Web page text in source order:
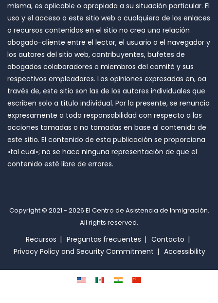
misma, es aplicable o apropiada a su situación particular. El
uso y el acceso a este sitio web o cualquiera de los enlaces
o recursos contenidos en el sitio no crea una relación
abogado-cliente entre el lector, el usuario o el navegador y
los autores del sitio web, contribuyentes, bufetes de
abogados colaboradores o miembros del comité y sus
respectivos empleadores. Las opiniones expresadas en, oa
través de, este sitio son las de los autores individuales que
escriben solo a título individual. Por la presente, se renuncia
expresamente a toda responsabilidad con respecto a las
acciones tomadas o no tomadas en base al contenido de
este sitio. El contenido de esta publicación se proporciona
«tal cual»; no se hace ninguna representación de que el
contenido esté libre de errores.
Copyright © 2021 - 2026 El Centro de Asistencia de Inmigración.
All rights reserved.
Recursos Preguntas frecuentes
Contacto
Privacy Policy and Security Commitment
Accessibility